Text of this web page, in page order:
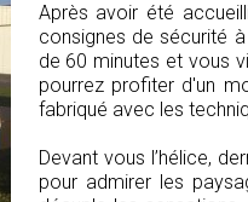
Après avoir été
consignes de sécurité
de 60 minutes et vous
pourrez profiter d'un
fabriqué avec les
Devant vous l’hélice,
pour admirer les